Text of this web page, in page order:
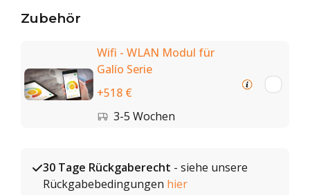
Zubehör
Wifi - WLAN Modul für
Galío Serie
+518 €
3-5 Wochen
30 Tage Rückgaberecht - siehe unsere
Rückgabebedingungen hier